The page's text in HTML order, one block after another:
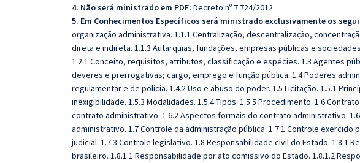
4. Não será ministrado em PDF: Decreto nº 7.724/2012.
5. Em Conhecimentos Específicos será ministrado exclusivamente os
organização administrativa. 1.1.1 Centralização, descentralização,
direta e indireta. 1.1.3 Autarquias, fundações, empresas públicas e
1.2.1 Conceito, requisitos, atributos, classificação e espécies. 1.3 Agentes
deveres e prerrogativas; cargo, emprego e função pública. 1.4 Poderes
regulamentar e de polícia. 1.4.2 Uso e abuso do poder. 1.5 Licitação. 1.5.1
inexigibilidade. 1.5.3 Modalidades. 1.5.4 Tipos. 1.5.5 Procedimento. 1.6
contrato administrativo. 1.6.2 Aspectos formais do contrato administrativo.
administrativo. 1.7 Controle da administração pública. 1.7.1 Controle exercido
judicial. 1.7.3 Controle legislativo. 1.8 Responsabilidade civil do Estado. 1.8.1
brasileiro. 1.8.1.1 Responsabilidade por ato comissivo do Estado. 1.8.1.2